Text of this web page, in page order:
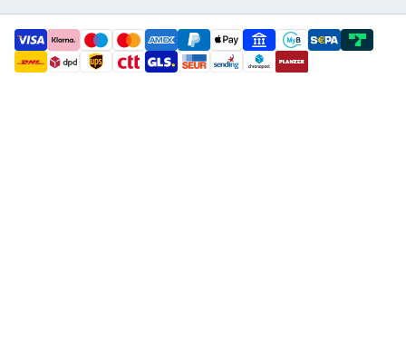
payment methods
shipment methods